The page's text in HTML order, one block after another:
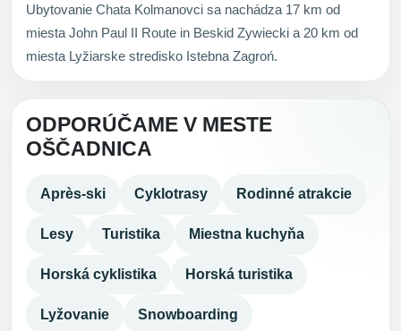
Ubytovanie Chata Kolmanovci sa nachádza 17 km od
miesta John Paul II Route in Beskid Zywiecki a 20 km od
miesta Lyžiarske stredisko Istebna Zagroń.
ODPORÚČAME V MESTE
OŠČADNICA
Après-ski Cyklotrasy Rodinné atrakcie
Lesy Turistika Miestna kuchyňa
Horská cyklistika Horská turistika
Lyžovanie Snowboarding